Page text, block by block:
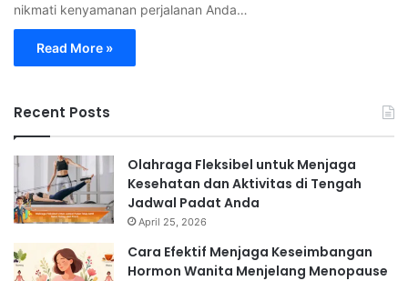
nikmati kenyamanan perjalanan Anda…
Read More »
Recent Posts
Olahraga Fleksibel untuk Menjaga
Kesehatan dan Aktivitas di Tengah
Jadwal Padat Anda
April 25, 2026
Cara Efektif Menjaga Keseimbangan
Hormon Wanita Menjelang Menopause